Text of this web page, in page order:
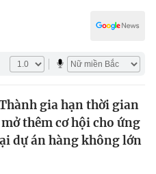
gia hạn thời gian
thêm cơ hội cho ứng
dự án hàng không lớn